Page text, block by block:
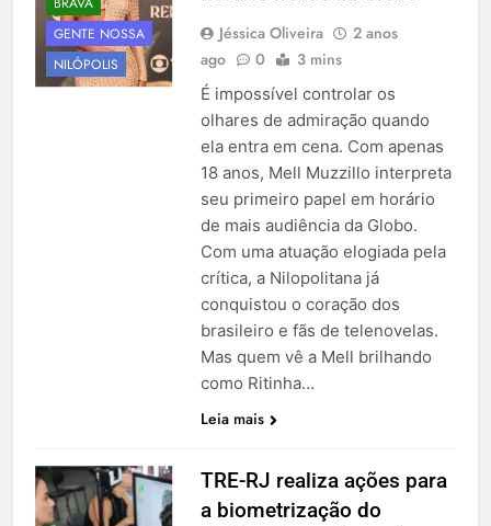
GENTE NOSSA
NILÓPOLIS
Jéssica Oliveira
2 anos
ago
0 3 mins
É impossível controlar os
olhares de admiração quando
ela entra em cena. Com apenas
18 anos, Mell Muzzillo interpreta
seu primeiro papel em horário
de mais audiência da Globo.
Com uma atuação elogiada pela
crítica, a Nilopolitana já
conquistou o coração dos
brasileiro e fãs de telenovelas.
Mas quem vê a Mell brilhando
como Ritinha…
Leia mais
TRE-RJ realiza ações para
a biometrização do